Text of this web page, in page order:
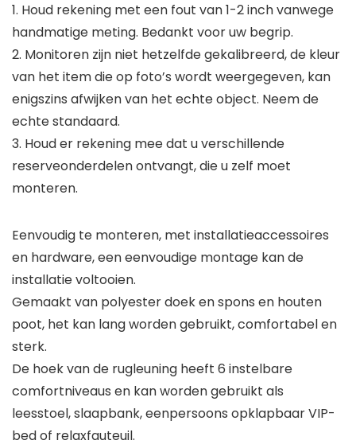
1. Houd rekening met een fout van 1-2 inch vanwege
handmatige meting. Bedankt voor uw begrip.
2. Monitoren zijn niet hetzelfde gekalibreerd, de kleur
van het item die op foto’s wordt weergegeven, kan
enigszins afwijken van het echte object. Neem de
echte standaard.
3. Houd er rekening mee dat u verschillende
reserveonderdelen ontvangt, die u zelf moet
monteren.
Eenvoudig te monteren, met installatieaccessoires
en hardware, een eenvoudige montage kan de
installatie voltooien.
Gemaakt van polyester doek en spons en houten
poot, het kan lang worden gebruikt, comfortabel en
sterk.
De hoek van de rugleuning heeft 6 instelbare
comfortniveaus en kan worden gebruikt als
leesstoel, slaapbank, eenpersoons opklapbaar VIP-
bed of relaxfauteuil.